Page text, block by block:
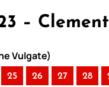
–
Vulgate)
25 26 27 28